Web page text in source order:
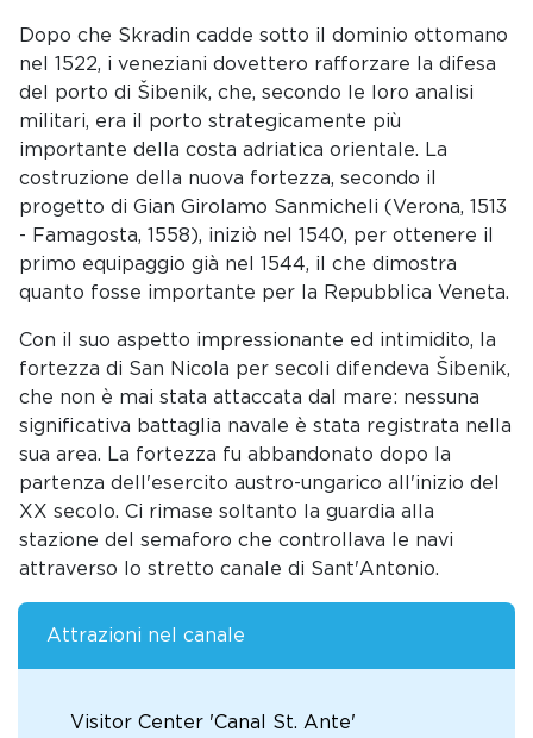
Dopo che Skradin cadde sotto il dominio ottomano
nel 1522, i veneziani dovettero rafforzare la difesa
del porto di Šibenik, che, secondo le loro analisi
militari, era il porto strategicamente più
importante della costa adriatica orientale. La
costruzione della nuova fortezza, secondo il
progetto di Gian Girolamo Sanmicheli (Verona, 1513
- Famagosta, 1558), iniziò nel 1540, per ottenere il
primo equipaggio già nel 1544, il che dimostra
quanto fosse importante per la Repubblica Veneta.
Con il suo aspetto impressionante ed intimidito, la
fortezza di San Nicola per secoli difendeva Šibenik,
che non è mai stata attaccata dal mare: nessuna
significativa battaglia navale è stata registrata nella
sua area. La fortezza fu abbandonato dopo la
partenza dell'esercito austro-ungarico all'inizio del
XX secolo. Ci rimase soltanto la guardia alla
stazione del semaforo che controllava le navi
attraverso lo stretto canale di Sant'Antonio.
Attrazioni nel canale
Visitor Center 'Canal St. Ante'